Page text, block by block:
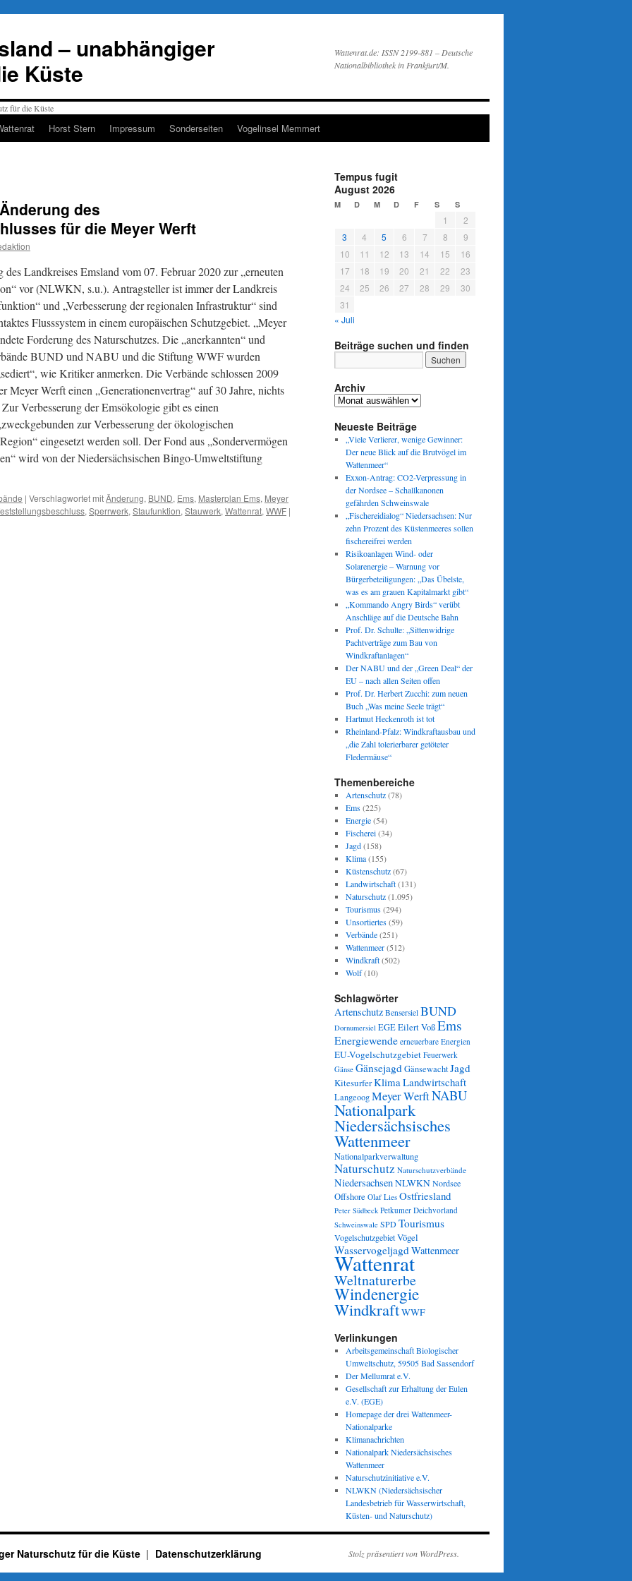
– unabhängiger
Küste
Wattenrat.de: ISSN 2199-881 – Deutsche
Nationalbibliothek in Frankfurt/M.
Horst Stern Impressum Sonderseiten Vogelinsel Memmert
des
für die Meyer Werft
Landkreises Emsland vom 07. Februar 2020 zur „erneuten
vor (NLWKN, s.u.). Antragsteller ist immer der Landkreis
und „Verbesserung der regionalen Infrastruktur“ sind
Flusssystem in einem europäischen Schutzgebiet. „Meyer
Forderung des Naturschutzes. Die „anerkannten“ und
BUND und NABU und die Stiftung WWF wurden
wie Kritiker anmerken. Die Verbände schlossen 2009
Meyer Werft einen „Generationenvertrag“ auf 30 Jahre, nichts
Verbesserung der Emsökologie gibt es einen
zur Verbesserung der ökologischen
eingesetzt werden soll. Der Fond aus „Sondervermögen
wird von der Niedersächsischen Bingo-Umweltstiftung
| Verschlagwortet mitÄnderung, BUND, Ems, Masterplan Ems, Meyer
, Sperrwerk, Staufunktion, Stauwerk, Wattenrat, WWF |
Tempus fugit
August 2026
M D M D F S S
1
2
3
4 5 6 7 8
9
10
11 12 13 14 15
16
17
18 19 20 21 22
23
24
25 26 27 28 29
30
31
« Juli
Beiträge suchen und finden
Archiv
Archiv
Neueste Beiträge
„Viele Verlierer, wenige Gewinner:
Der neue Blick auf die Brutvögel im
Wattenmeer“
Exxon-Antrag: CO2-Verpressung in
der Nordsee – Schallkanonen
gefährden Schweinswale
„Fischereidialog“ Niedersachsen: Nur
zehn Prozent des Küstenmeeres sollen
fischereifrei werden
Risikoanlagen Wind- oder
Solarenergie – Warnung vor
Bürgerbeteiligungen: „Das Übelste,
was es am grauen Kapitalmarkt gibt“
„Kommando Angry Birds“ verübt
Anschläge auf die Deutsche Bahn
Prof. Dr. Schulte: „Sittenwidrige
Pachtverträge zum Bau von
Windkraftanlagen“
Der NABU und der „Green Deal“ der
EU – nach allen Seiten offen
Prof. Dr. Herbert Zucchi: zum neuen
Buch „Was meine Seele trägt“
Hartmut Heckenroth ist tot
Rheinland-Pfalz: Windkraftausbau und
„die Zahl tolerierbarer getöteter
Fledermäuse“
Themenbereiche
Artenschutz(78)
Ems(225)
Energie(54)
Fischerei(34)
Jagd(158)
Klima(155)
Küstenschutz(67)
Landwirtschaft(131)
Naturschutz(1.095)
Tourismus(294)
Unsortiertes(59)
Verbände(251)
Wattenmeer(512)
Windkraft(502)
Wolf(10)
Schlagwörter
Artenschutz Bensersiel BUND
Dornumersiel EGEEilert VoßEms
Energiewende erneuerbare Energien
EU-Vogelschutzgebiet Feuerwerk
Gänse GänsejagdGänsewachtJagd
KitesurferKlimaLandwirtschaft
LangeoogMeyer WerftNABU
Nationalpark
Niedersächsisches
Wattenmeer
Nationalparkverwaltung
Naturschutz Naturschutzverbände
NiedersachsenNLWKNNordsee
Offshore Olaf Lies Ostfriesland
Peter Südbeck Petkumer Deichvorland
Schweinswale SPDTourismus
VogelschutzgebietVögel
WasservogeljagdWattenmeer
Wattenrat
Weltnaturerbe
Windenergie
WindkraftWWF
Verlinkungen
Arbeitsgemeinschaft Biologischer
Umweltschutz, 59505 Bad Sassendorf
Der Mellumrat e.V.
Gesellschaft zur Erhaltung der Eulen
e.V. (EGE)
Homepage der drei Wattenmeer-
Nationalparke
Klimanachrichten
Nationalpark Niedersächsisches
Wattenmeer
Naturschutzinitiative e.V.
NLWKN (Niedersächsischer
Landesbetrieb für Wasserwirtschaft,
Küsten- und Naturschutz)
Naturschutz für die Küste Datenschutzerklärung Stolz präsentiert von WordPress.